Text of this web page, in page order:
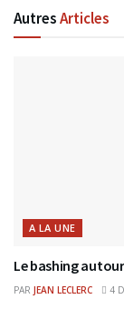
AutresArticles
A LA UNE
Le bashing
PAR JEAN LECLERC 4